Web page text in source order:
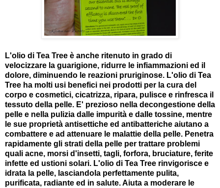
L'olio di Tea Tree è anche ritenuto in grado di
velocizzare la guarigione, ridurre le infiammazioni ed il
dolore, diminuendo le reazioni pruriginose. L'olio di Tea
Tree ha molti usi benefici nei prodotti per la cura del
corpo e cosmetici, cicatrizza, ripara, pulisce e rinfresca il
tessuto della pelle. E' prezioso nella decongestione della
pelle e nella pulizia dalle impurità e dalle tossine, mentre
le sue proprietà antisettiche ed antibatteriche aiutano a
combattere e ad attenuare le malattie della pelle. Penetra
rapidamente gli strati della pelle per trattare problemi
quali acne, morsi d'insetti, tagli, forfora, bruciature, ferite
infette ed ustioni solari. L'olio di Tea Tree rinvigorisce e
idrata la pelle, lasciandola perfettamente pulita,
purificata, radiante ed in salute. Aiuta a moderare le